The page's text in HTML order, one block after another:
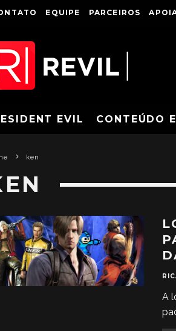
EQUIPE PARCEIROS
EVIL CONTEÚDO
ken
A